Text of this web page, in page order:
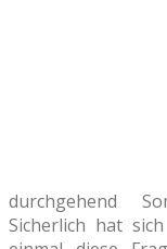
durchgehend
Sicherlich hat